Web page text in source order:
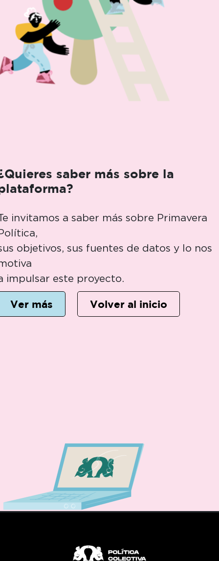
saber más sobre la
invitamos a saber más sobre Primavera
objetivos, sus fuentes de datos y lo nos
impulsar este proyecto.
Ver más Volver al inicio